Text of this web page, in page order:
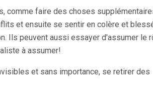
comme faire des choses
et ensuite se sentir en colère et
Ils peuvent aussi essayer d'assumer le
à assumer!
et sans importance, se retirer des